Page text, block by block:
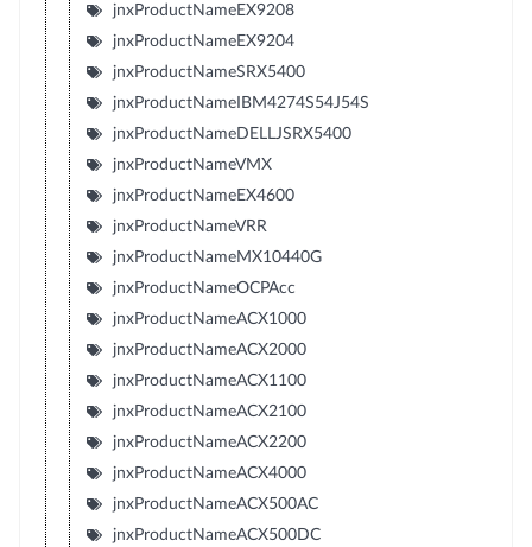
jnxProductNameEX9208
jnxProductNameEX9204
jnxProductNameSRX5400
jnxProductNameIBM4274S54J54S
jnxProductNameDELLJSRX5400
jnxProductNameVMX
jnxProductNameEX4600
jnxProductNameVRR
jnxProductNameMX10440G
jnxProductNameOCPAcc
jnxProductNameACX1000
jnxProductNameACX2000
jnxProductNameACX1100
jnxProductNameACX2100
jnxProductNameACX2200
jnxProductNameACX4000
jnxProductNameACX500AC
jnxProductNameACX500DC